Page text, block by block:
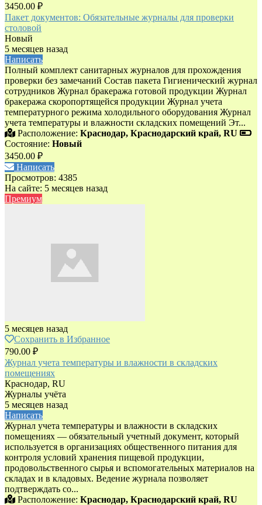
3450.00 ₽
Пакет документов: Обязательные журналы для проверки
столовой
Новый
5 месяцев назад
Написать
Полный комплект санитарных журналов для прохождения
проверки без замечаний Состав пакета Гигиенический журнал
сотрудников Журнал бракеража готовой продукции Журнал
бракеража скоропортящейся продукции Журнал учета
температурного режима холодильного оборудования Журнал
учета температуры и влажности складских помещений Эт...
Расположение: Краснодар, Краснодарский край, RU
Состояние: Новый
3450.00 ₽
Написать
Просмотров: 4385
На сайте: 5 месяцев назад
Премиум
5 месяцев назад
Сохранить в Избранное
790.00 ₽
Журнал учета температуры и влажности в складских
помещениях
Краснодар, RU
Журналы учёта
5 месяцев назад
Написать
Журнал учета температуры и влажности в складских
помещениях — обязательный учетный документ, который
используется в организациях общественного питания для
контроля условий хранения пищевой продукции,
продовольственного сырья и вспомогательных материалов на
складах и в кладовых. Ведение журнала позволяет
подтверждать со...
Расположение: Краснодар, Краснодарский край, RU